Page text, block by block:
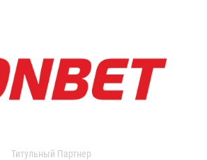
Титульный Партнер